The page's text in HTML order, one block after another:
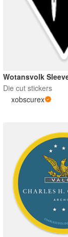
Wotansvolk
Die cut stickers
xobscurex